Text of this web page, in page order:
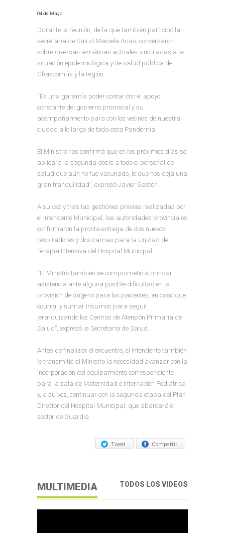
04 de Mayo
Durante la reunión, de la que también participó la
secretaria de Salud Marcela Arias, conversaron
sobre diversas temáticas actuales vinculadas a la
situación epidemiológica y de salud pública de
Chascomús y la región.
“Es una garantía poder contar con el apoyo
constante del gobierno provincial y su
acompañamiento para con los vecinos de nuestra
ciudad a lo largo de toda esta Pandemia.
El Ministro nos confirmó que en los próximos días se
aplicará la segunda dosis a todo el personal de
salud que aún no fue vacunado, lo que nos deja una
gran tranquilidad”, expresó Javier Gastón.
A su vez y tras las gestiones previas realizadas por
el Intendente Municipal, las autoridades provinciales
confirmaron la pronta entrega de dos nuevos
respiradores y dos camas para la Unidad de
Terapia Intensiva del Hospital Municipal.
“El Ministro también se comprometió a brindar
asistencia ante alguna posible dificultad en la
provisión de oxígeno para los pacientes, en caso que
ocurra, y sumar insumos para seguir
jerarquizando los Centros de Atención Primaria de
Salud”, expresó la Secretaria de Salud.
Antes de finalizar el encuentro, el Intendente también
le transmitió al Ministro la necesidad avanzar con la
incorporación del equipamiento correspondiente
para la sala de Maternidad e Internación Pediátrica
y, a su vez, continuar con la segunda etapa del Plan
Director del Hospital Municipal, que abarcará el
sector de Guardia.
Compartir
Tweet
MULTIMEDIA TODOS LOS VIDEOS